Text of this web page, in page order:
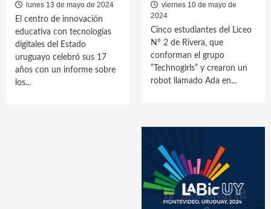
lunes 13 de mayo de 2024
El centro de innovación
educativa con tecnologías
digitales del Estado
uruguayo celebró sus 17
años con un informe sobre
los...
viernes 10 de mayo de
2024
Cinco estudiantes del Liceo
Nº 2 de Rivera, que
conforman el grupo
“Technogirls” y crearon un
robot llamado Ada en...